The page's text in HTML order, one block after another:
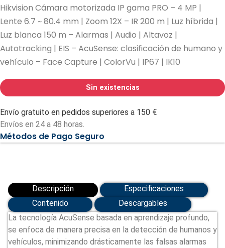
Hikvision Cámara motorizada IP gama PRO – 4 MP |
Lente 6.7 ~ 80.4 mm | Zoom 12X – IR 200 m | Luz híbrida |
Luz blanca 150 m – Alarmas | Audio | Altavoz |
Autotracking | EIS – AcuSense: clasificación de humano y
vehículo – Face Capture | ColorVu | IP67 | IK10
Sin existencias
Envío gratuito en pedidos superiores a 150 €
Envíos en 24 a 48 horas.
Métodos de Pago Seguro
Descripción
Especificaciones
Contenido
Descargables
La tecnología AcuSense basada en aprendizaje profundo,
se enfoca de manera precisa en la detección de humanos y
vehículos, minimizando drásticamente las falsas alarmas